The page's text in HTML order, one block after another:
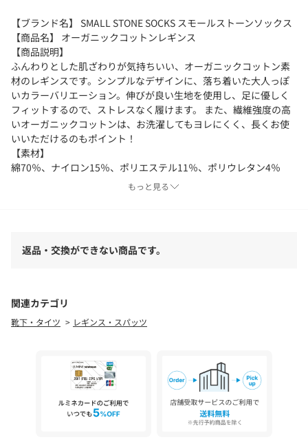
【ブランド名】 SMALL STONE SOCKS スモールストーンソックス
【商品名】 オーガニックコットンレギンス
【商品説明】
ふんわりとした肌ざわりが気持ちいい、オーガニックコットン素
材のレギンスです。シンプルなデザインに、落ち着いた大人っぽ
いカラーバリエーション。伸びが良い生地を使用し、足に優しく
フィットするので、ストレスなく履けます。 また、繊維強度の高
いオーガニックコットンは、お洗濯してもヨレにくく、長くお使
いいただけるのもポイント！
【素材】
綿70％、ナイロン15％、ポリエステル11％、ポリウレタン4％
約101g
際、縮むことがありますので、ご注意ください。乾燥機のご使用
はおさけください。カメラやモニターの性質により、画像と実物
の色の違いがある場合がございますのでご理解願います。
【検索ワード】
レギンス SMALL STONE SOCKS スモールストーンソックス 通販 レ
ディース コットン 綿 スパッツ タイツ オーガニックコットン ナチ
ュラル シンプル 無地 M L 身長150-165cm 可愛い かわいい ゆった
もっと見る
返品・交換ができない商品です。
関連カテゴリ
靴下・タイツ レギンス・スパッツ